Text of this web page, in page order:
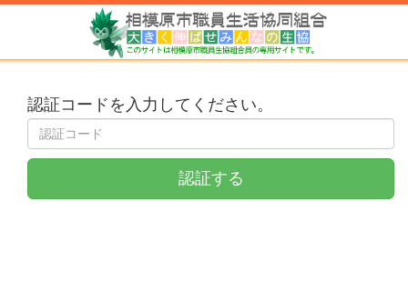
認証コードを入力してください。
認証する